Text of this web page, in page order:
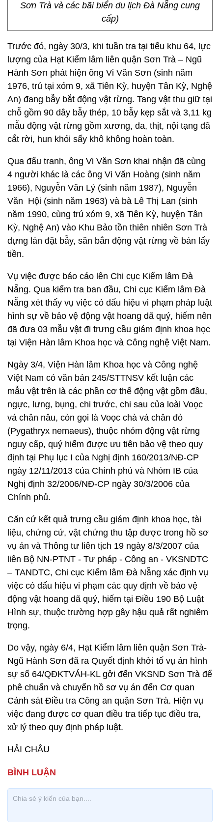
Sơn Trà và các bãi biển du lịch Đà Nẵng cung
cấp)
Trước đó, ngày 30/3, khi tuần tra tại tiểu khu 64, lực
lượng của Hạt Kiểm lâm liên quận Sơn Trà – Ngũ
Hành Sơn phát hiện ông Vi Văn Sơn (sinh năm
1976, trú tại xóm 9, xã Tiên Kỳ, huyện Tân Kỳ, Nghệ
An) đang bẫy bắt động vật rừng. Tang vật thu giữ tại
chỗ gồm 90 dây bẫy thép, 10 bẫy kẹp sắt và 3,11 kg
mẫu động vật rừng gồm xương, da, thịt, nội tạng đã
cắt rời, hun khói sấy khô không hoàn toàn.
Qua đấu tranh, ông Vi Văn Sơn khai nhận đã cùng
4 người khác là các ông Vi Văn Hoàng (sinh năm
1966), Nguyễn Văn Lý (sinh năm 1987), Nguyễn
Văn Hội (sinh năm 1963) và bà Lê Thị Lan (sinh
năm 1990, cùng trú xóm 9, xã Tiên Kỳ, huyện Tân
Kỳ, Nghệ An) vào Khu Bảo tồn thiên nhiên Sơn Trà
dựng lán đặt bẫy, săn bắn động vật rừng về bán lấy
tiền.
Vụ việc được báo cáo lên Chi cục Kiểm lâm Đà
Nẵng. Qua kiểm tra ban đầu, Chi cục Kiểm lâm Đà
Nẵng xét thấy vụ việc có dấu hiệu vi phạm pháp luật
hình sự về bảo vệ động vật hoang dã quý, hiếm nên
đã đưa 03 mẫu vật đi trưng cầu giám định khoa học
tại Viện Hàn lâm Khoa học và Công nghệ Việt Nam.
Ngày 3/4, Viện Hàn lâm Khoa học và Công nghệ
Việt Nam có văn bản 245/STTNSV kết luận các
mẫu vật trên là các phần cơ thể động vật gồm đầu,
ngực, lưng, bụng, chi trước, chi sau của loài Voọc
vá chân nâu, còn gọi là Voọc chà vá chân đỏ
(Pygathryx nemaeus), thuộc nhóm động vật rừng
nguy cấp, quý hiếm được ưu tiên bảo vệ theo quy
định tại Phụ lục I của Nghị định 160/2013/NĐ-CP
ngày 12/11/2013 của Chính phủ và Nhóm IB của
Nghị định 32/2006/NĐ-CP ngày 30/3/2006 của
Chính phủ.
Căn cứ kết quả trưng cầu giám định khoa học, tài
liệu, chứng cứ, vật chứng thu tập được trong hồ sơ
vụ án và Thông tư liên tịch 19 ngày 8/3/2007 của
liên Bộ NN-PTNT - Tư pháp - Công an - VKSNDTC
– TANDTC, Chi cục Kiểm lâm Đà Nẵng xác định vụ
việc có dấu hiệu vi phạm các quy định về bảo vệ
động vật hoang dã quý, hiếm tại Điều 190 Bộ Luật
Hình sự, thuộc trường hợp gây hậu quả rất nghiêm
trọng.
Do vậy, ngày 6/4, Hạt Kiểm lâm liên quận Sơn Trà-
Ngũ Hành Sơn đã ra Quyết định khởi tố vụ án hình
sự số 64/QĐKTVÁH-KL gởi đến VKSND Sơn Trà để
phê chuẩn và chuyển hồ sơ vụ án đến Cơ quan
Cảnh sát Điều tra Công an quận Sơn Trà. Hiện vụ
việc đang được cơ quan điều tra tiếp tục điều tra,
xử lý theo quy định pháp luật.
HẢI CHÂU